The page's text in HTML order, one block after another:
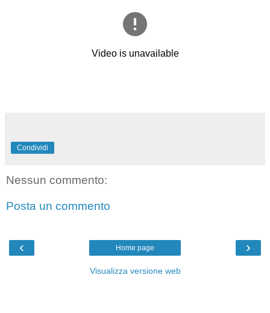
Condividi
Nessun commento:
Posta un commento
‹ ›
Home page
Visualizza versione web